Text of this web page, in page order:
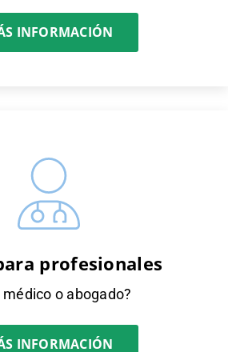
INFORMACIÓN
profesionales
o abogado?
INFORMACIÓN